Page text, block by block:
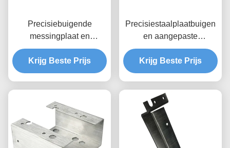
Precisiebuigende
messingplaat en
productie van dikke
metalen platen
Krijg Beste Prijs
Precisiestaalplaatbuigen
en aangepaste
plaatwerkproductie
Krijg Beste Prijs